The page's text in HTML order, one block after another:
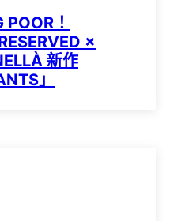
POOR！
×
新作
」